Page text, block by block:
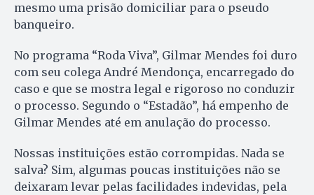
mesmo uma prisão domiciliar para o pseudo
banqueiro.
No programa “Roda Viva”, Gilmar Mendes foi duro
com seu colega André Mendonça, encarregado do
caso e que se mostra legal e rigoroso no conduzir
o processo. Segundo o “Estadão”, há empenho de
Gilmar Mendes até em anulação do processo.
Nossas instituições estão corrompidas. Nada se
salva? Sim, algumas poucas instituições não se
deixaram levar pelas facilidades indevidas, pela